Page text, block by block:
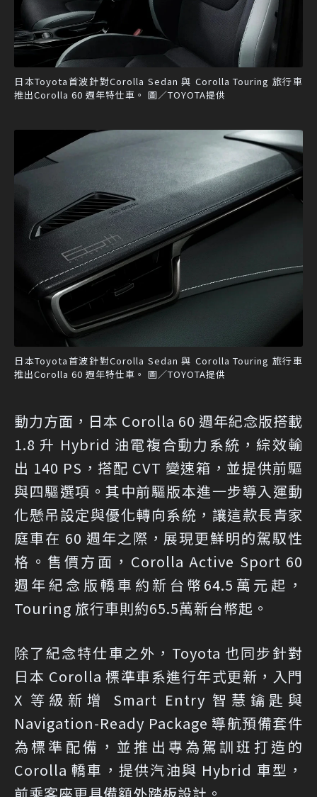
日本Toyota首波針對Corolla Sedan 與 Corolla Touring 旅行車
推出Corolla 60 週年特仕車。 圖／TOYOTA提供
日本Toyota首波針對Corolla Sedan 與 Corolla Touring 旅行車
推出Corolla 60 週年特仕車。 圖／TOYOTA提供
動力方面，日本 Corolla 60 週年紀念版搭載
1.8 升 Hybrid 油電複合動力系統，綜效輸
出 140 PS，搭配 CVT 變速箱，並提供前驅
與四驅選項。其中前驅版本進一步導入運動
化懸吊設定與優化轉向系統，讓這款長青家
庭車在 60 週年之際，展現更鮮明的駕馭性
格。售價方面，Corolla Active Sport 60
週年紀念版轎車約新台幣64.5萬元起，
Touring 旅行車則約65.5萬新台幣起。
除了紀念特仕車之外，Toyota 也同步針對
日本 Corolla 標準車系進行年式更新，入門
X 等級新增 Smart Entry 智慧鑰匙與
Navigation-Ready Package 導航預備套件
為標準配備，並推出專為駕訓班打造的
Corolla 轎車，提供汽油與 Hybrid 車型，